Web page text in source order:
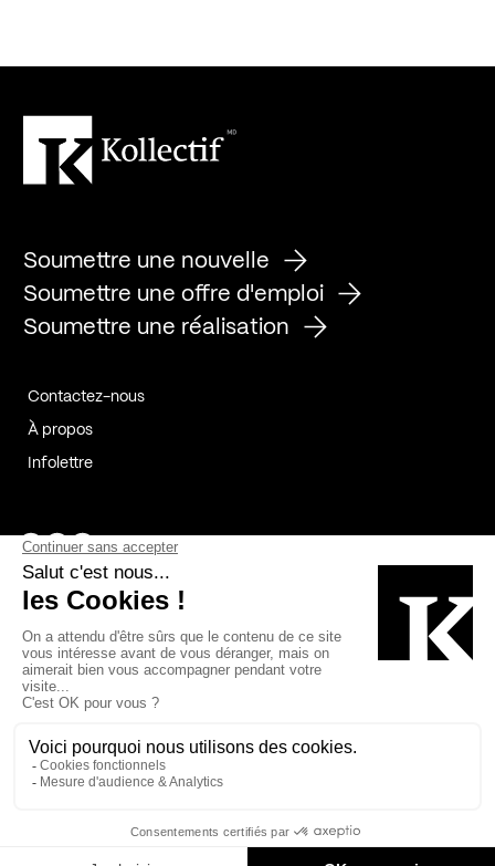
Soumettre une nouvelle
Soumettre une offre d'emploi
Soumettre une réalisation
Contactez-nous
À propos
Infolettre
Page Facebook de Kollectif
Page Instagram de Kollectif
Page Linkedin de Kollectif
Bâtiment-Durable-Québec-1
Esquisses-1
MP-1 v2com-1
Cookies